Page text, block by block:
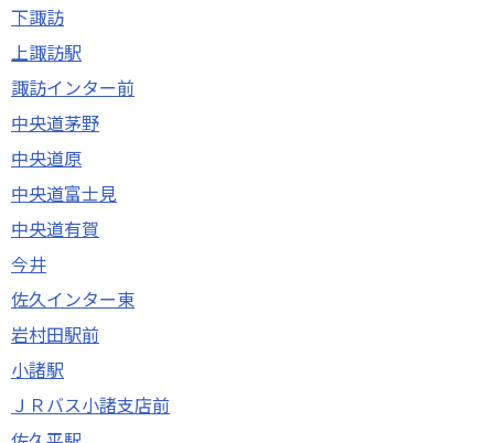
下諏訪
上諏訪駅
諏訪インター前
中央道茅野
中央道原
中央道富士見
中央道有賀
今井
佐久インター東
岩村田駅前
小諸駅
ＪＲバス小諸支店前